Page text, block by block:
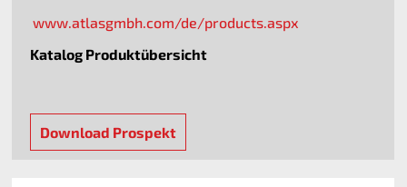
www.atlasgmbh.com/de/products.aspx
Katalog Produktübersicht
Download Prospekt